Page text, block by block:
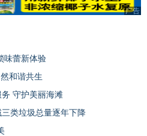
广告
味蕾新体验
和谐共生
守护美丽海滩
类垃圾总量逐年下降